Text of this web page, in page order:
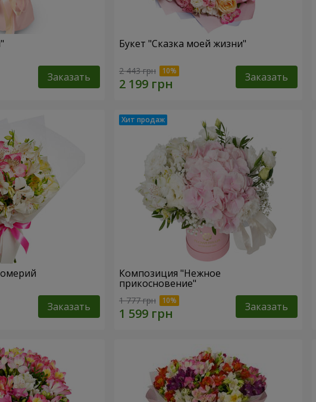
Заказать
Букет "Сказка моей жизни"
2 443 грн Заказать
Заказать
Композиция "Нежное
прикосновение"
1 777 грн Заказать